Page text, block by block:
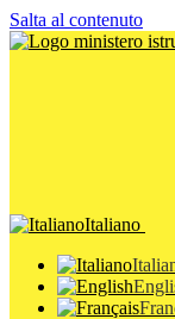
Salta al contenuto
Italiano